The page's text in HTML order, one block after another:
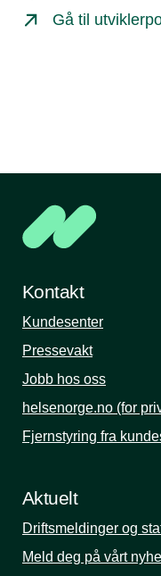
Gå til
Kontakt
Kundesenter
Pressevakt
Jobb hos oss
helsenorge.no (for
Fjernstyring fra
Aktuelt
Driftsmeldinger og
Meld deg på vårt